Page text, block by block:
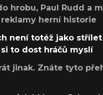
hrobu, Paul Rudd a
herní historie
není totéž jako
to dost hráčů myslí
jinak. Znáte tyto